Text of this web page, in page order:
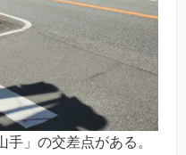
」の交差点がある。